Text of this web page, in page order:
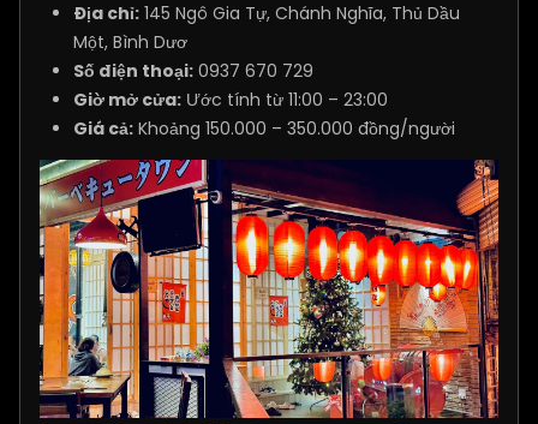
Địa chỉ: 145 Ngô Gia Tự, Chánh Nghĩa, Thủ Dầu
Một, Bình Dươ
Số điện thoại: 0937 670 729
Giờ mở cửa: Ước tính từ 11:00 – 23:00
Giá cả: Khoảng 150.000 – 350.000 đồng/người